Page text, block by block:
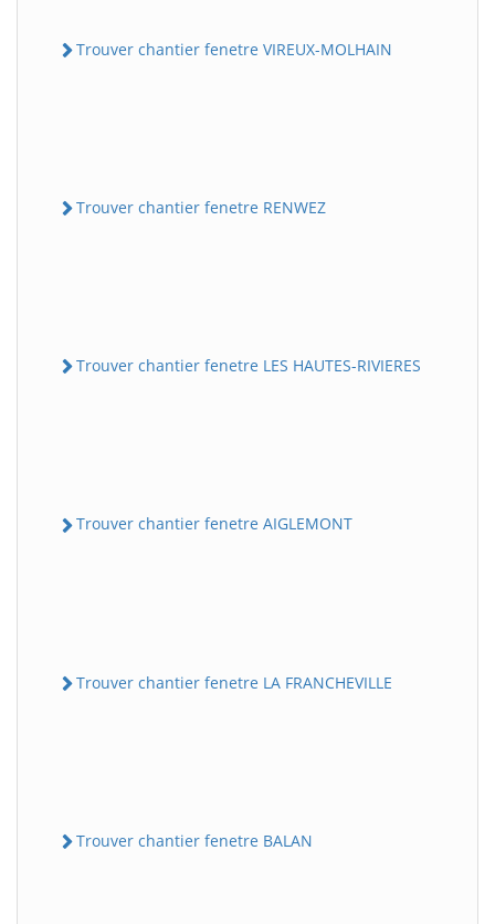
Trouver chantier fenetre VIREUX-MOLHAIN
Trouver chantier fenetre RENWEZ
Trouver chantier fenetre LES HAUTES-RIVIERES
Trouver chantier fenetre AIGLEMONT
Trouver chantier fenetre LA FRANCHEVILLE
Trouver chantier fenetre BALAN